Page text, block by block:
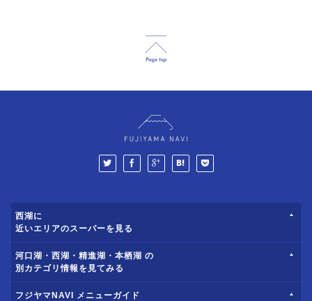
西湖に
近いエリアのスーパーを見る
河口湖・西湖・精進湖・本栖湖 の
別カテゴリ情報を見てみる
フジヤマNAVI メニューガイド